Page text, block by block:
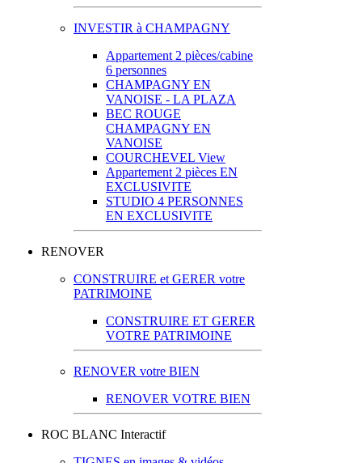
INVESTIR à CHAMPAGNY
Appartement 2 pièces/cabine
6 personnes
CHAMPAGNY EN
VANOISE - LA PLAZA
BEC ROUGE
CHAMPAGNY EN
VANOISE
COURCHEVEL View
Appartement 2 pièces EN
EXCLUSIVITE
STUDIO 4 PERSONNES
EN EXCLUSIVITE
RENOVER
CONSTRUIRE et GERER votre
PATRIMOINE
CONSTRUIRE ET GERER
VOTRE PATRIMOINE
RENOVER votre BIEN
RENOVER VOTRE BIEN
ROC BLANC Interactif